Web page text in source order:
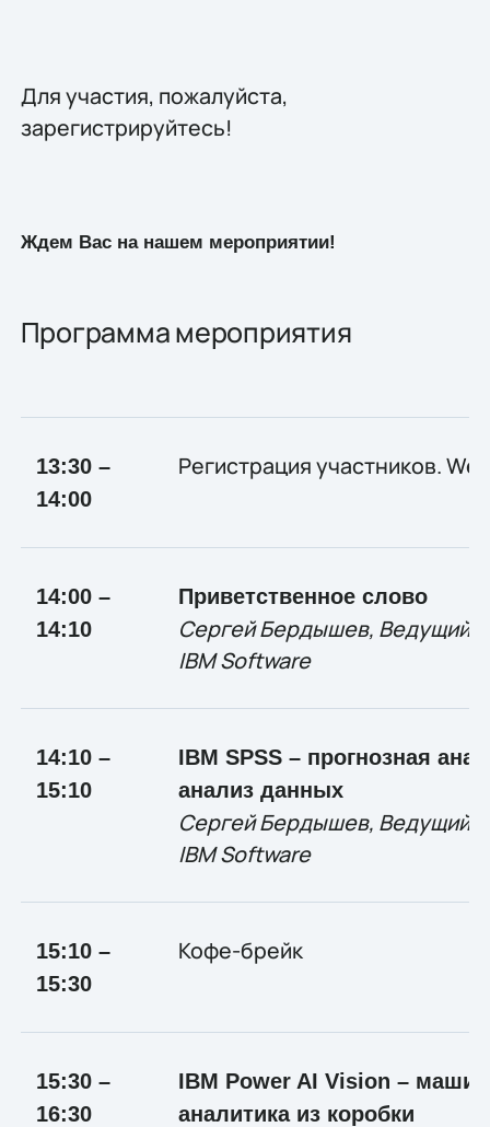
Для участия, пожалуйста,
зарегистрируйтесь!
Ждем Вас на нашем мероприятии!
Программа мероприятия
13:30 –
14:00
Регистрация участников.
14:00 –
14:10
Приветственное слово
Сергей Бердышев, Ведущий
IBMSoftware
14:10 –
15:10
IBM SPSS – прогнозная
анализ данных
Сергей Бердышев, Ведущий
IBMSoftware
15:10 –
15:30
Кофе-брейк
15:30 –
16:30
IBM Power AI Vision –
аналитика из коробки